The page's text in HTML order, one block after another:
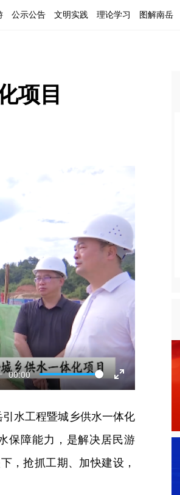
公示公告 文明实践 理论学习 图解南岳
项目
00:00
Enter
fullscreen
水工程暨城乡供水一体化
保障能力，是解决居民游
，抢抓工期、加快建设，